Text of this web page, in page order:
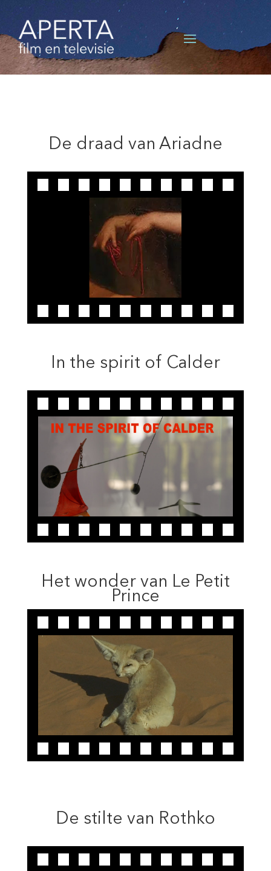
De draad van Ariadne
In the spirit of Calder
Het wonder van Le Petit
Prince
De stilte van Rothko